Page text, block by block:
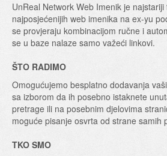
UnReal Network Web Imenik je
najposjećenijih web imenika na ex-yu
se provjeraju kombinacijom ručne i
se u baze nalaze samo važeći linkovi.
ŠTO RADIMO
Omogućujemo besplatno dodavanja
sa izborom da ih posebno istaknete
pretrage ili na posebnim djelovima
moguće pisanje osvrta od strane samih
TKO SMO